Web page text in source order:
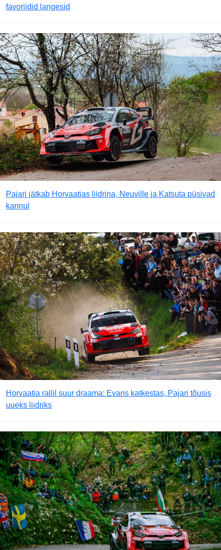
favoriidid langesid
Pajari jätkab Horvaatias liidrina, Neuville ja Katsuta püsivad
kannul
Horvaatia rallil suur draama: Evans katkestas, Pajari tõusis
uueks liidriks